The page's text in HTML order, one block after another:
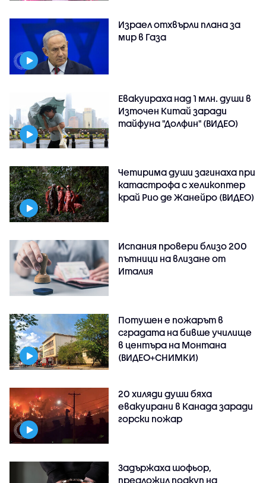
Израел отхвърли плана за
мир в Газа
Евакуираха над 1 млн. души в
Източен Китай заради
тайфуна "Долфин" (ВИДЕО)
Четирима души загинаха при
катастрофа с хеликоптер
край Рио де Жанейро (ВИДЕО)
Испания провери близо 200
пътници на влизане от
Италия
Потушен е пожарът в
сградата на бивше училище
в центъра на Монтана
(ВИДЕО+СНИМКИ)
20 хиляди души бяха
евакуирани в Канада заради
горски пожар
Задържаха шофьор,
предложил подкуп на